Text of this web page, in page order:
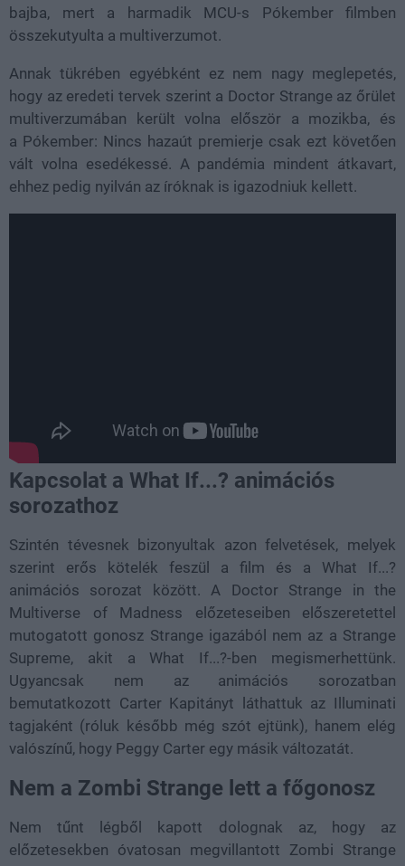
bajba, mert a harmadik MCU-s Pókember filmben
összekutyulta a multiverzumot.
Annak tükrében egyébként ez nem nagy meglepetés,
hogy az eredeti tervek szerint a Doctor Strange az őrület
multiverzumában került volna először a mozikba, és
a Pókember: Nincs hazaút premierje csak ezt követően
vált volna esedékessé. A pandémia mindent átkavart,
ehhez pedig nyilván az íróknak is igazodniuk kellett.
Kapcsolat a What If...? animációs
sorozathoz
Szintén tévesnek bizonyultak azon felvetések, melyek
szerint erős kötelék feszül a film és a What If...?
animációs sorozat között. A Doctor Strange in the
Multiverse of Madness előzeteseiben előszeretettel
mutogatott gonosz Strange igazából nem az a Strange
Supreme, akit a What If...?-ben megismerhettünk.
Ugyancsak nem az animációs sorozatban
bemutatkozott Carter Kapitányt láthattuk az Illuminati
tagjaként (róluk később még szót ejtünk), hanem elég
valószínű, hogy Peggy Carter egy másik változatát.
Nem a Zombi Strange lett a főgonosz
Nem tűnt légből kapott dolognak az, hogy az
előzetesekben óvatosan megvillantott Zombi Strange